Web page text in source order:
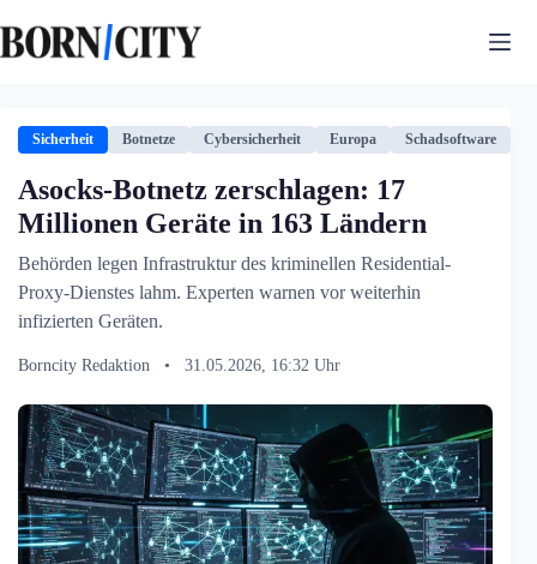
Inhalt
springen
Sicherheit Botnetze Cybersicherheit Europa Schadsoftware
Asocks-Botnetz zerschlagen: 17
Millionen Geräte in 163 Ländern
Behörden legen Infrastruktur des kriminellen Residential-
Proxy-Dienstes lahm. Experten warnen vor weiterhin
infizierten Geräten.
Borncity Redaktion • 31.05.2026, 16:32 Uhr